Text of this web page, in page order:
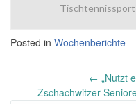
Tischtennissport
Posted in Wochenberichte
navigation
← „Nutzt
Zschachwitzer